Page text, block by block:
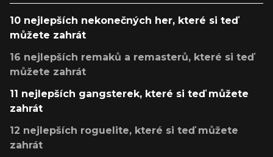
10 nejlepších nekonečných her, které si teď
můžete zahrát
16 nejlepších remaků a remasterů, které si teď
můžete zahrát
11 nejlepších gangsterek, které si teď můžete
zahrát
12 nejlepších roguelite, které si teď můžete
zahrát